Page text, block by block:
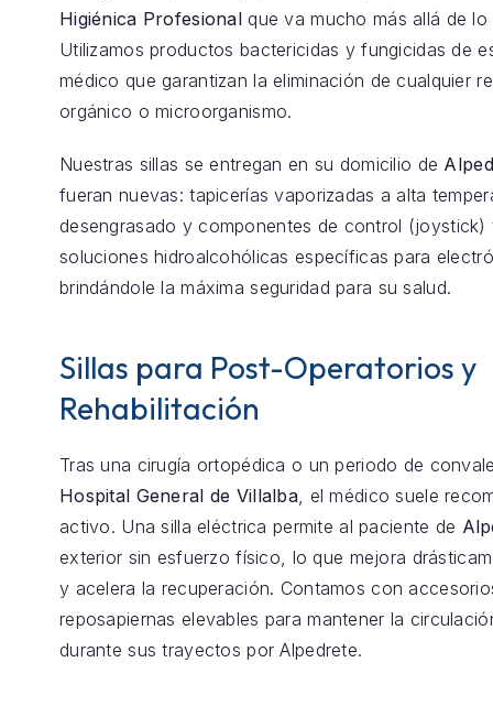
Higiénica Profesional que va mucho más allá de
Utilizamos productos bactericidas y fungicidas de
médico que garantizan la eliminación de cualquier
orgánico o microorganismo.
Nuestras sillas se entregan en su domicilio de
fueran nuevas: tapicerías vaporizadas a alta
desengrasado y componentes de control
soluciones hidroalcohólicas específicas para
brindándole la máxima seguridad para su salud.
Sillas para Post-Operatorios y
Rehabilitación
Tras una cirugía ortopédica o un periodo de
Hospital General de Villalba, el médico suele
activo. Una silla eléctrica permite al paciente de
exterior sin esfuerzo físico, lo que mejora
y acelera la recuperación. Contamos con
reposapiernas elevables para mantener la
durante sus trayectos por Alpedrete.